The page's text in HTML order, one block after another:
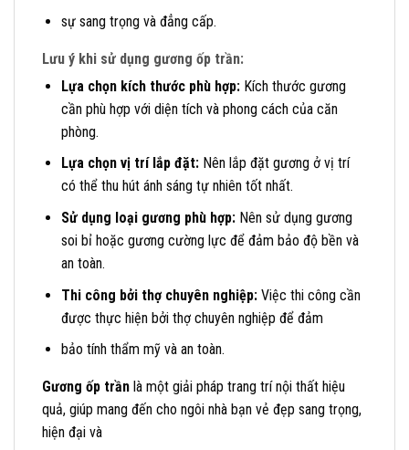
sự sang trọng và đẳng cấp.
Lưu ý khi sử dụng gương ốp trần:
Lựa chọn kích thước phù hợp:Kích thước gương
cần phù hợp với diện tích và phong cách của căn
phòng.
Lựa chọn vị trí lắp đặt:Nên lắp đặt gương ở vị trí
có thể thu hút ánh sáng tự nhiên tốt nhất.
Sử dụng loại gương phù hợp:Nên sử dụng gương
soi bỉ hoặc gương cường lực để đảm bảo độ bền và
an toàn.
Thi công bởi thợ chuyên nghiệp:Việc thi công cần
được thực hiện bởi thợ chuyên nghiệp để đảm
bảo tính thẩm mỹ và an toàn.
Gương ốp trần là một giải pháp trang trí nội thất hiệu
quả, giúp mang đến cho ngôi nhà bạn vẻ đẹp sang trọng,
hiện đại và